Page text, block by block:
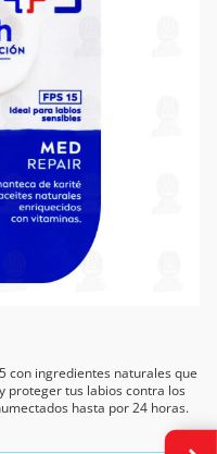
con ingredientes naturales que
proteger tus labios contra los
hasta por 24 horas.